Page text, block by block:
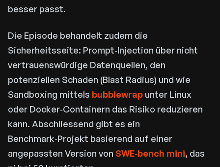
besser passt.
Die Episode behandelt zudem die
Sicherheitsseite: Prompt‑Injection über nicht
vertrauenswürdige Datenquellen, den
potenziellen Schaden (Blast Radius) und wie
Sandboxing mittels bubblewrap unter Linux
oder Docker‑Containern das Risiko reduzieren
kann. Abschliessend gibt es ein
Benchmark‑Projekt basierend auf einer
angepassten Version von SWE‑bench mini, das